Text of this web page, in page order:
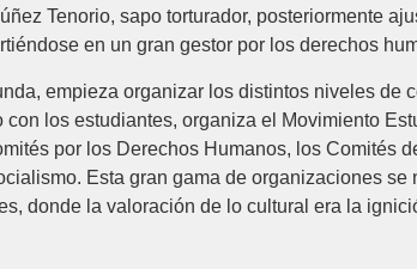
Tenorio, sapo torturador, posteriormente
en un gran gestor por los derechos
empieza organizar los distintos niveles
los estudiantes, organiza el Movimiento
por los Derechos Humanos, los Comités
Esta gran gama de organizaciones
donde la valoración de lo cultural era la